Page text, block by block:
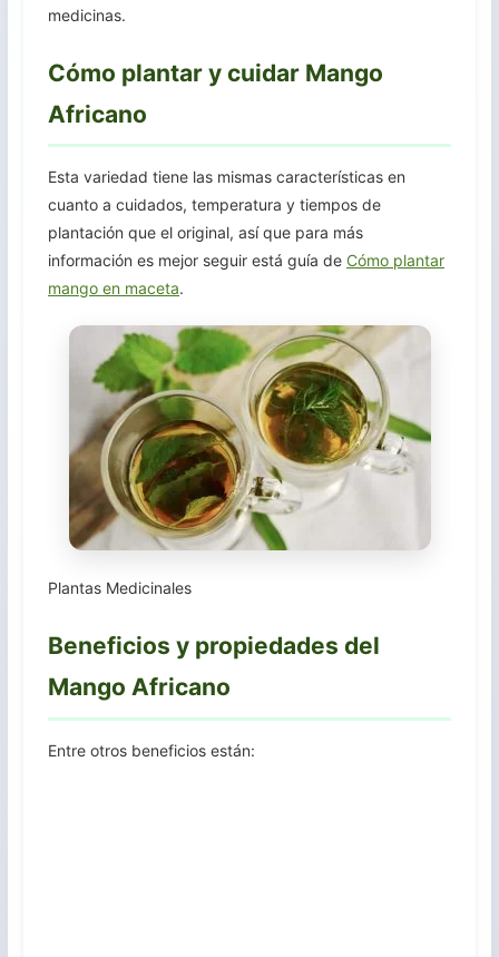
medicinas.
Cómo plantar y cuidar Mango
Africano
Esta variedad tiene las mismas características en
cuanto a cuidados, temperatura y tiempos de
plantación que el original, así que para más
información es mejor seguir está guía de Cómo plantar
mango en maceta.
Plantas Medicinales
Beneficios y propiedades del
Mango Africano
Entre otros beneficios están: